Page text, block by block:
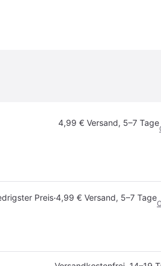
4,99 € Versand, 5–7 Tage
Preis·4,99 € Versand, 5–7 Tage